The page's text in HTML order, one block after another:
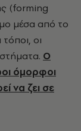
(forming
μέσα από το
οι
Ο
όμορφοι
να ζει σε